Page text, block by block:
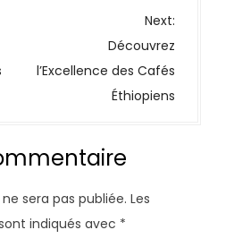
Next:
Découvrez
l’Excellence des Cafés
Éthiopiens
sera pas publiée. Les
indiqués avec *